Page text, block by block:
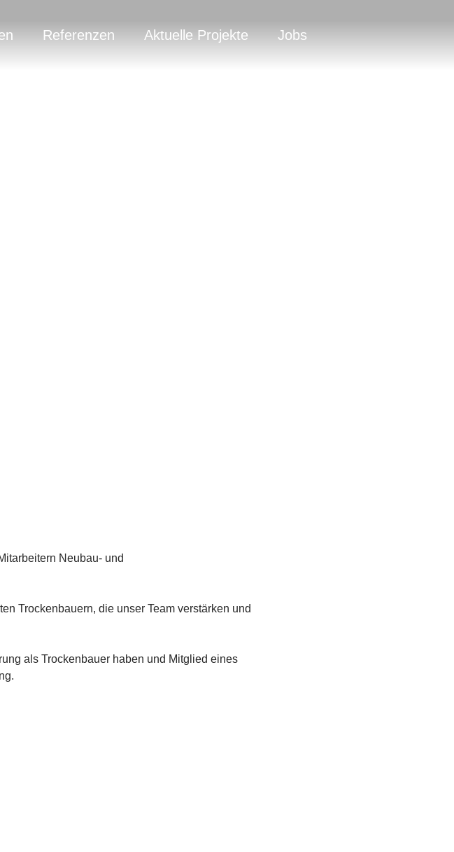
Referenzen Aktuelle Projekte Jobs
Neubau- und
Trockenbauern, die unser Team verstärken und
als Trockenbauer haben und Mitglied eines